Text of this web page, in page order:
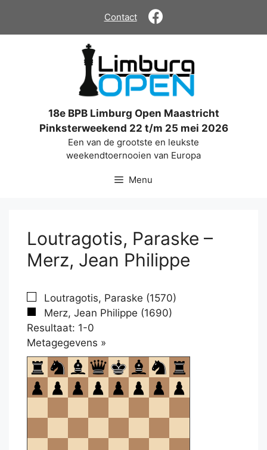
de
Contact
18e BPB Limburg Open Maastricht
Pinksterweekend 22 t/m 25 mei 2026
Een van de grootste en leukste
weekendtoernooien van Europa
Menu
Loutragotis, Paraske –
Merz, Jean Philippe
Loutragotis, Paraske (1570)
Merz, Jean Philippe (1690)
Resultaat: 1-0
Metagegevens »
om
te
openen.